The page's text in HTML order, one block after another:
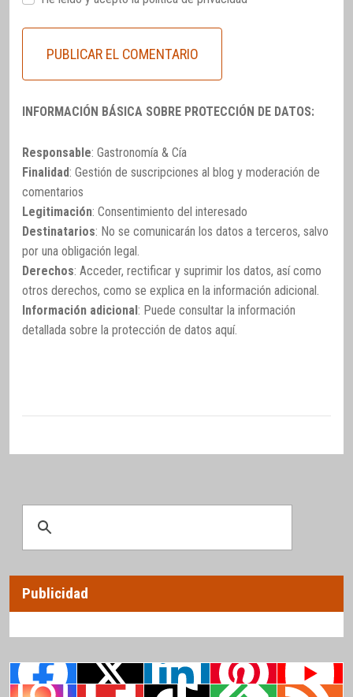
INFORMACIÓN BÁSICA SOBRE PROTECCIÓN DE DATOS:
Responsable: Gastronomía & Cía
Finalidad: Gestión de suscripciones al blog y moderación de
comentarios
Legitimación: Consentimiento del interesado
Destinatarios: No se comunicarán los datos a terceros, salvo
por una obligación legal.
Derechos: Acceder, rectificar y suprimir los datos, así como
otros derechos, como se explica en la información adicional.
Información adicional: Puede consultar la información
detallada sobre la protección de datos aquí.
Publicidad